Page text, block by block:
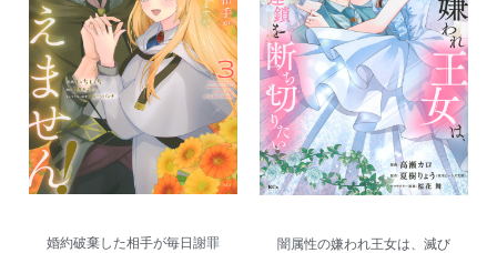
婚約破棄した相手が毎日謝罪
闇属性の嫌われ王女は、滅び